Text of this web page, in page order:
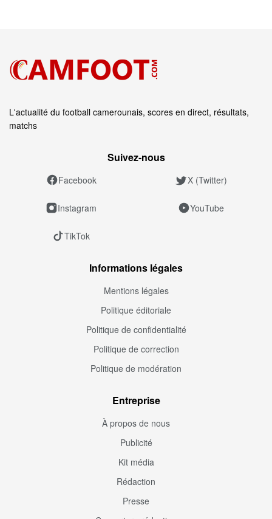
L'actualité du football camerounais, scores en direct, résultats,
matchs
Suivez‑nous
Facebook X (Twitter)
Instagram YouTube
TikTok
Informations légales
Mentions légales
Politique éditoriale
Politique de confidentialité
Politique de correction
Politique de modération
Entreprise
À propos de nous
Publicité
Kit média
Rédaction
Presse